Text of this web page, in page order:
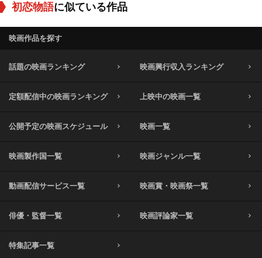
初恋物語に似ている作品
映画作品を探す
話題の映画ランキング 映画興行収入ランキング
定額配信中の映画ランキング 上映中の映画一覧
公開予定の映画スケジュール 映画一覧
映画製作国一覧 映画ジャンル一覧
動画配信サービス一覧 映画賞・映画祭一覧
俳優・監督一覧 映画評論家一覧
特集記事一覧